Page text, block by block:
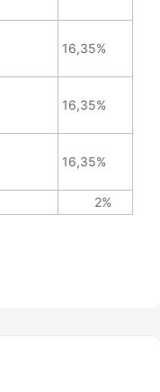
16,35%
16,35%
16,35%
2%